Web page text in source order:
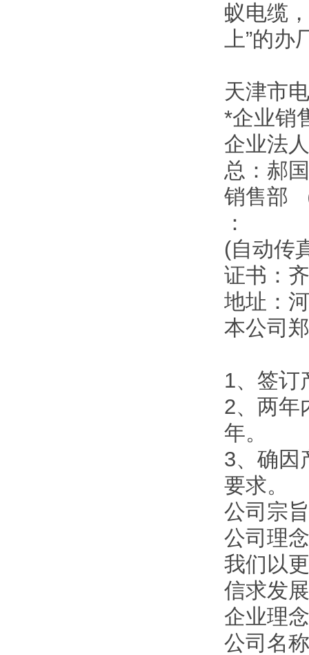
蚁电缆
上”的
天津市
*企业销
企业法
总：郝
销售部
：
(自动传
证书：
地址：
本公司
1、签订
2、两年
年。
3、确因
要求。
公司宗
公司理
我们以
信求发
企业理
公司名